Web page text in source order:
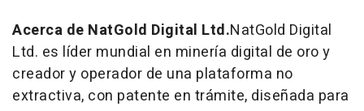
Acerca de NatGold Digital Ltd.NatGold Digital
Ltd. es líder mundial en minería digital de oro y
creador y operador de una plataforma no
extractiva, con patente en trámite, diseñada para